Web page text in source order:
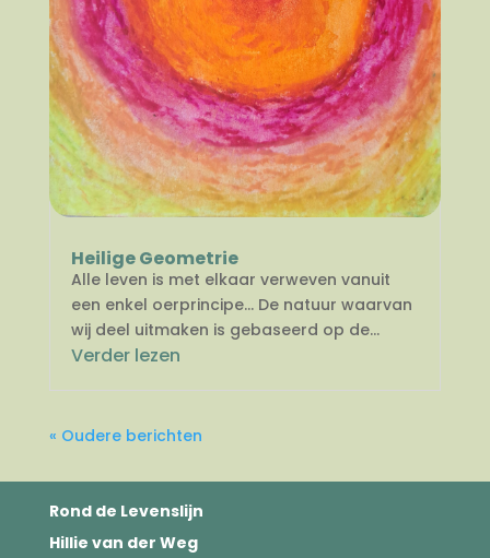
Heilige Geometrie
Alle leven is met elkaar verweven vanuit
een enkel oerprincipe… De natuur waarvan
wij deel uitmaken is gebaseerd op de...
Verder lezen
« Oudere berichten
Rond de Levenslijn
Hillie van der Weg